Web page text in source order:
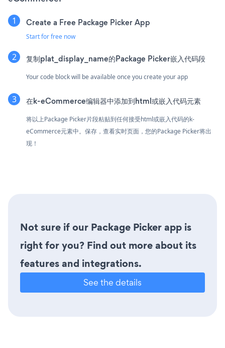
Create a Free Package Picker App
Start for free now
复制plat_display_name的Package Picker嵌入代码段
Your code block will be available once you create your app
在k-eCommerce编辑器中添加到html或嵌入代码元素
将以上Package Picker片段粘贴到任何接受html或嵌入代码的k-
eCommerce元素中。保存，查看实时页面，您的Package Picker将出
现！
Not sure if our Package Picker app is
right for you? Find out more about its
features and integrations.
See the details